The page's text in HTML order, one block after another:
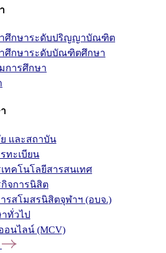
าศึกษาระดับปริญญาบัณฑิต
ศึกษาระดับบัณฑิตศึกษา
การศึกษา
และสถาบัน
ทะเบียน
ทคโนโลยีสารสนเทศ
จการนิสิต
รสโมสรนิสิตจุฬาฯ (อบจ.)
ทั่วไป
อนไลน์ (MCV)